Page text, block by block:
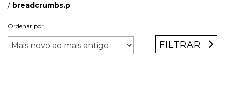
/ breadcrumbs.p
Ordenar por
FILTRAR